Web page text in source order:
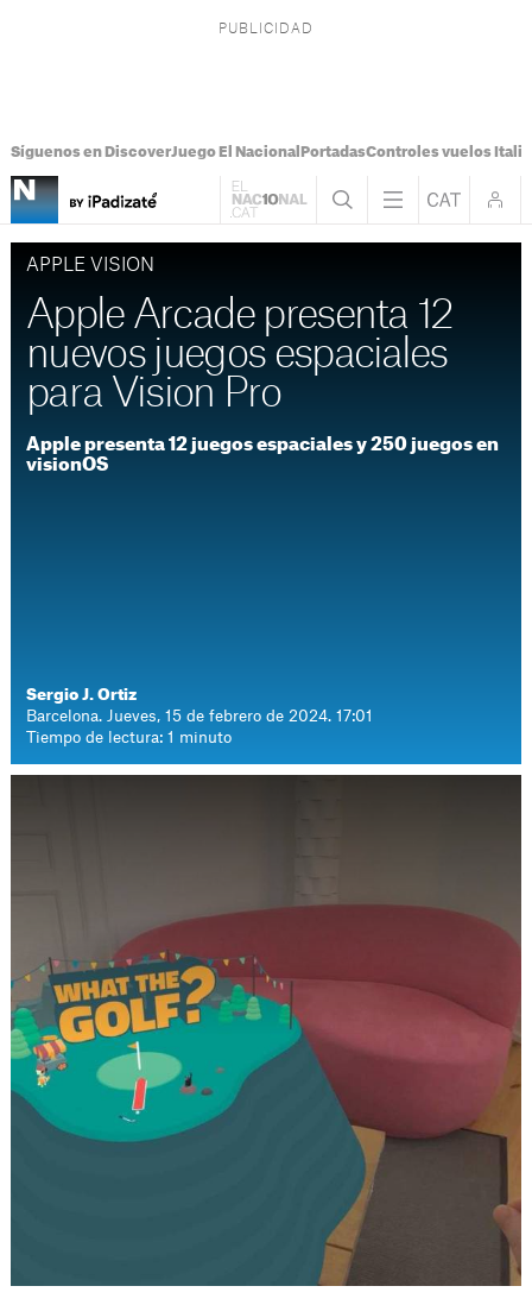
Síguenos en DiscoverJuego El Nacional PortadasControles vuelos Italia
APPLE VISION
Apple Arcade presenta 12
nuevos juegos espaciales
para Vision Pro
Apple presenta 12 juegos espaciales y 250 juegos en
visionOS
Sergio J. Ortiz
Barcelona. Jueves, 15 de febrero de 2024. 17:01
Tiempo de lectura: 1 minuto